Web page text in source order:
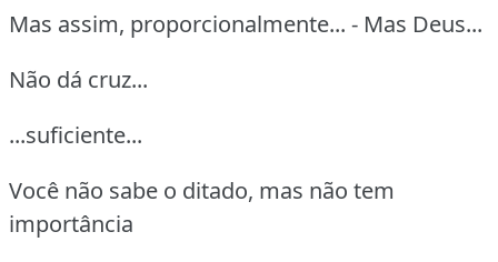
Mas assim, proporcionalmente... - Mas Deus...
Não dá cruz...
...suficiente...
Você não sabe o ditado, mas não tem
importância